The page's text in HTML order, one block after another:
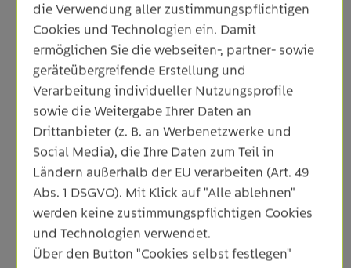
Mitarbeiter*innen der Netze ODR GmbH in neuer
Arbeitskleidung und einem neu gebrandeten Auto
(Bildrechte: EnBW ODR AG).
die Verwendung aller zustimmungspflichtigen
Cookies und Technologien ein. Damit
ermöglichen Sie die webseiten-, partner- sowie
geräteübergreifende Erstellung und
Verarbeitung individueller Nutzungsprofile
sowie die Weitergabe Ihrer Daten an
Drittanbieter (z. B. an Werbenetzwerke und
Social Media), die Ihre Daten zum Teil in
Ländern außerhalb der EU verarbeiten (Art. 49
Abs. 1 DSGVO). Mit Klick auf "Alle ablehnen"
werden keine zustimmungspflichtigen Cookies
und Technologien verwendet.
Über den Button "Cookies selbst festlegen"